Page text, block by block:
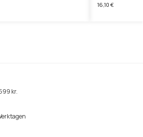
16,10 €
kr.